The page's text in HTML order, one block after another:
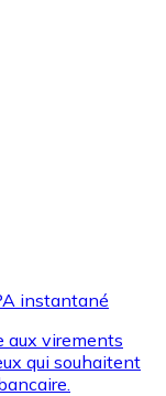
instantané
aux virements
qui souhaitent